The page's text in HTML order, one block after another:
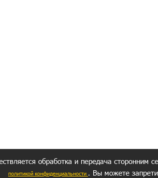
обработка и передача
политикой конфиденциальности . Вы можете